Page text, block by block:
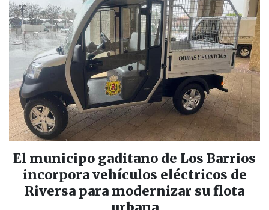
El municipo gaditano de Los Barrios
incorpora vehículos eléctricos de
Riversa para modernizar su flota